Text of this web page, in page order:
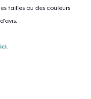
tailles ou des couleurs
ici.